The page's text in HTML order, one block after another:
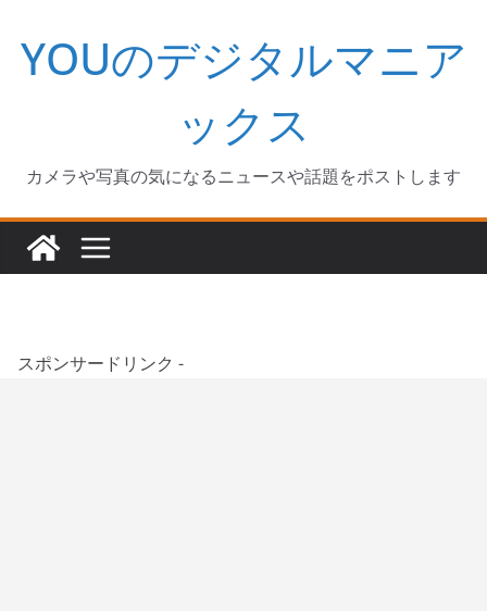
キ
YOUのデジタルマニア
ックス
カメラや写真の気になるニュースや話題をポストします
スポンサードリンク -